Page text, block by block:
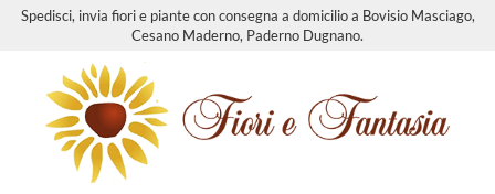
Spedisci, invia fiori e piante con consegna a domicilio a Bovisio Masciago,
Cesano Maderno, Paderno Dugnano.